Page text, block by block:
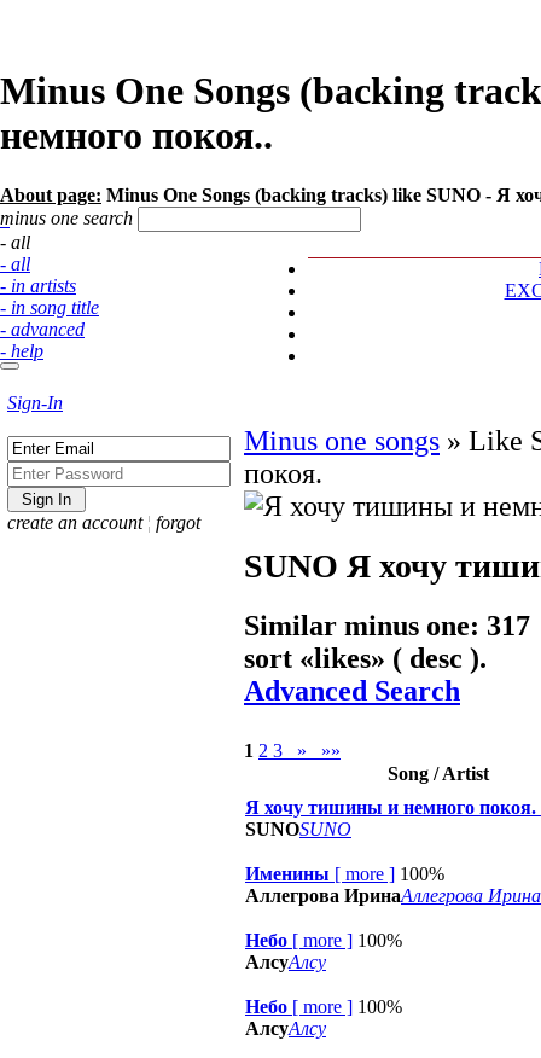
Minus One Songs (backing
немного покоя..
About page: Minus One Songs (backing tracks) like SUNO - Я
minus one search
- all
- all
- in artists
- in song title
- advanced
- help
Sign-In
create an account ¦ forgot
Minus one songs » Like
покоя.
SUNO Я хочу
Similar minus one: 317
sort «likes» ( desc ).
Advanced Search
1 2 3 »
»»
Song / Artist
Я хочу тишины и немного покоя.
SUNOSUNO
Именины [ more ] 100%
Аллегрова ИринаАллегрова Ирина
Небо [ more ] 100%
АлсуАлсу
Небо [ more ] 100%
АлсуАлсу